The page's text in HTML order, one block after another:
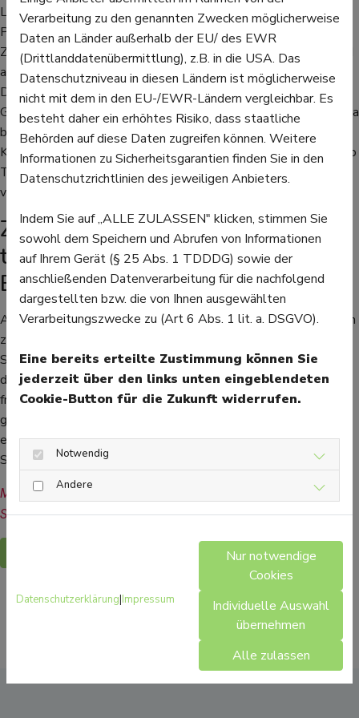
Lebensmitteln geachtet werden. So soll gesundheitlichen
Probleme und auch das Risiko, dass die Zähne durch zu viel
Zucker angegriffen werden, vorgebeugt werden. Für Kinder sind
also frische, nicht verarbeitete Lebensmittel besser geeignet.
Denn oft wird Lebensmitteln Zucker zugesetzt, um den
Geschmack zu verbessern. Und das nicht nur offensichtlich, etwa
bei Süßigkeiten, sondern zum Beispiel auch bei Fertigsoßen.
Kinder von 4 bis 6 Jahren sollen maximal 5 Teelöffel Zucker pro
Tag essen, ältere Kinder dürfen dann 6 Teelöffel pro Tag
verzehren.
Zucker regt Glücksgefühle an -
trägt aber nicht zur gesunden
Ernährung bei
Apropos Süßigkeiten - gerne werden sie als Dessert, aber auch
zwischendurch und vor allem dann konsumiert, wenn schlechte
Stimmung herrscht. Das hat einen guten Grund: Zucker kann
dazu beitragen, Endorphine und Serotonin im Gehirn
freizusetzen, was die Laune hebt. Er trägt aber nicht zu einer
gesunden Ernährung bei. Am besten sucht man sich deshalb
etwas, das dieselben Glücksgefühle freisetzen kann - etwa
Sport.
Mehr Gesundheitsinformationen zum Thema Ernährung finden
Sie hier.
Verarbeitung zu den genannten Zwecken möglicherweise
Daten an Länder außerhalb der EU/ des EWR
(Drittlanddatenübermittlung), z.B. in die USA. Das
Datenschutzniveau in diesen Ländern ist möglicherweise
nicht mit dem in den EU-/EWR-Ländern vergleichbar. Es
besteht daher ein erhöhtes Risiko, dass staatliche
Behörden auf diese Daten zugreifen können. Weitere
Informationen zu Sicherheitsgarantien finden Sie in den
Datenschutzrichtlinien des jeweiligen Anbieters.
Indem Sie auf „ALLE ZULASSEN" klicken, stimmen Sie
sowohl dem Speichern und Abrufen von Informationen
auf Ihrem Gerät (§ 25 Abs. 1 TDDDG) sowie der
anschließenden Datenverarbeitung für die nachfolgend
dargestellten bzw. die von Ihnen ausgewählten
Verarbeitungszwecke zu (Art 6 Abs. 1 lit. a. DSGVO).
Eine bereits erteilte Zustimmung können Sie
jederzeit über den links unten eingeblendeten
Cookie-Button für die Zukunft widerrufen.
Notwendig
Andere
Datenschutzerklärung|Impressum
Nur notwendige
Cookies
Individuelle Auswahl
übernehmen
Alle zulassen